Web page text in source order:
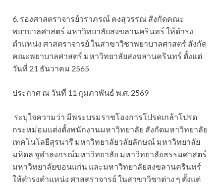
6. รองศาสตราจารย์วราภรณ์ คงสุวรรณ สังกัดคณะ
พยาบาลศาสตร์ มหาวิทยาลัยสงขลานครินทร์ ให้ดำรง
ตำแหน่ง ศาสตราจารย์ ในสาขาวิชาพยาบาลศาสตร์ สังกัด
คณะพยาบาลศาสตร์ มหาวิทยาลัยสงขลานครินทร์ ตั้งแต่
วันที่ 21 ธันวาคม 2565
ประกาศ ณ วันที่ 11 กุมภาพันธ์ พ.ศ. 2569
ระบุใจความว่า มีพระบรมราชโองการโปรดเกล้าโปรด
กระหม่อมแต่งตั้งพนักงานมหาวิทยาลัย สังกัดมหาวิทยาลัย
เทคโนโลยีสุรนารี มหาวิทยาลัยวลัยลักษณ์ มหาวิทยาลัย
มหิดล จุฬาลงกรณ์มหาวิทยาลัย มหาวิทยาลัยธรรมศาสตร์
มหาวิทยาลัยขอนแก่น และมหาวิทยาลัยสงขลานครินทร์
ให้ดำรงตำแหน่ง ศาสตราจารย์ ในสาขาวิชาต่าง ๆ ตั้งแต่